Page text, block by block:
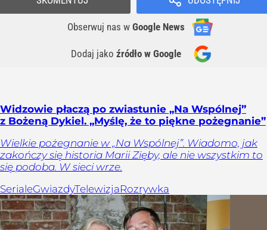
Obserwuj nas w Google News
Dodaj jako źródło w Google
Widzowie płaczą po zwiastunie „Na Wspólnej”
z Bożeną Dykiel. „Myślę, że to piękne pożegnanie”
Wielkie pożegnanie w „Na Wspólnej”. Wiadomo, jak
zakończy się historia Marii Zięby, ale nie wszystkim to
się podoba. W sieci wrze.
SerialeGwiazdyTelewizjaRozrywka